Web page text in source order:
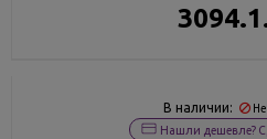
В наличии:
Нашли дешевле?